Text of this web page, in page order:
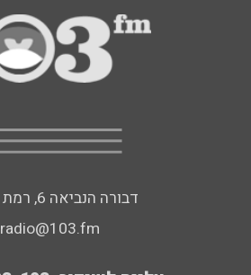
דבורה הנביאה 6, רמת השרון
radio@103.fm